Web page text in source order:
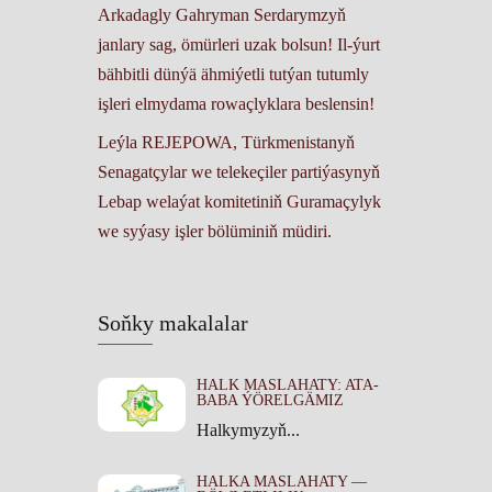
Soňky makalalar
HALK MASLAHATY: ATA-
BABA ÝÖRELGÄMIZ
Halkymyzyň...
HALKA MASLAHATY —
Arkadagly Gahryman Serdarymzyň
janlary sag, ömürleri uzak bolsun! Il-ýurt
bähbitli dünýä ähmiýetli tutýan tutumly
işleri elmydama rowaçlyklara beslensin!
Leýla REJEPOWA, Türkmenistanyň
Senagatçylar we telekeçiler partiýasynyň
Lebap welaýat komitetiniň Guramaçylyk
we syýasy işler bölüminiň müdiri.